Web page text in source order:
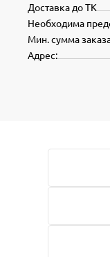
Доставка до ТК
Необходима
Мин. сумма
Адрес: